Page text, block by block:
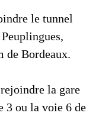
le tunnel
de Bordeaux.
la gare
3 ou la voie 6 de